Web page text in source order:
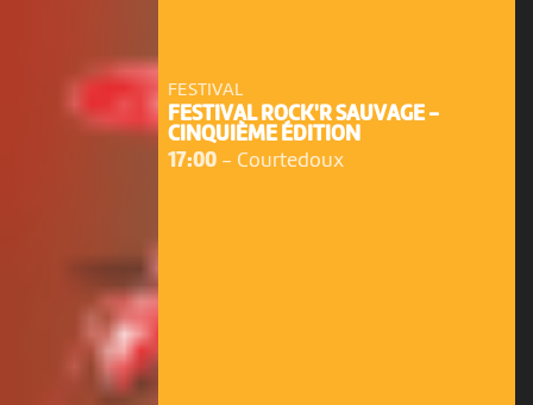
FESTIVAL
FESTIVAL ROCK'R SAUVAGE -
CINQUIÈME ÉDITION
17:00- Courtedoux